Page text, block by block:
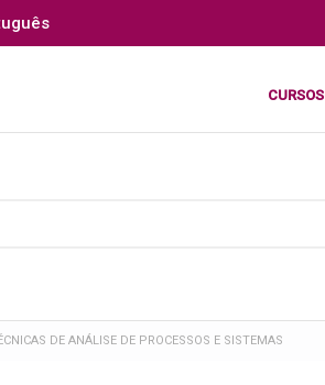
CURSOS
DE ANÁLISE DE PROCESSOS E SISTEMAS